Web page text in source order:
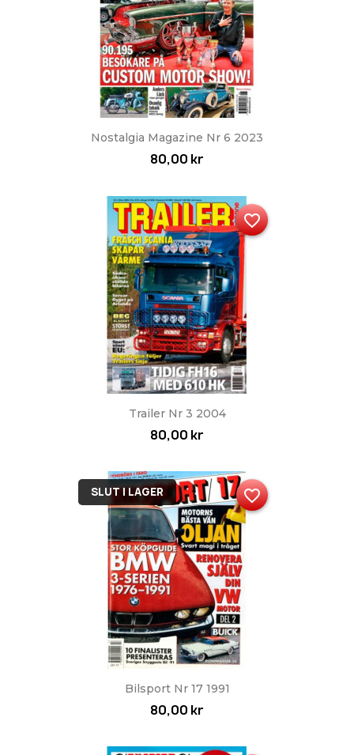
Nostalgia Magazine Nr 6 2023
80,00 kr
Trailer Nr 3 2004
80,00 kr
favorite_border
Bilsport Nr 17 1991
80,00 kr
SLUT I LAGER favorite_border